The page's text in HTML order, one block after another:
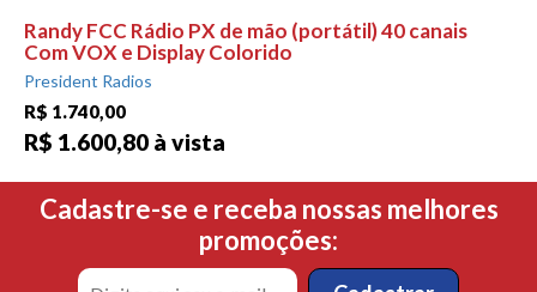
Randy FCC Rádio PX de mão (portátil) 40 canais
Com VOX e Display Colorido
President Radios
R$ 1.740,00
R$ 1.600,80 à vista
Cadastre-se e receba nossas melhores
promoções: